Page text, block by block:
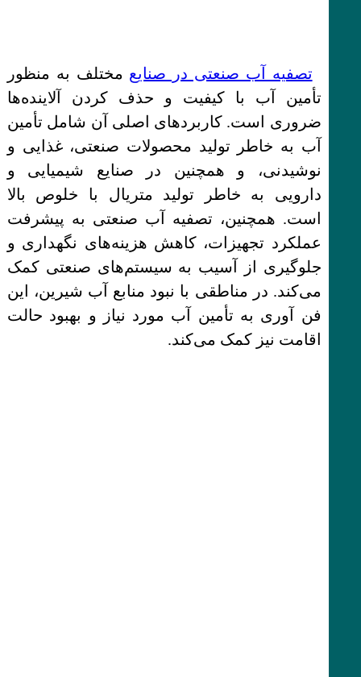
تصفیه آب صنعتی در صنایع مختلف به منظور
تأمین آب با کیفیت و حذف کردن آلاینده‌ها
ضروری است. کاربردهای اصلی آن شامل تأمین
آب به خاطر تولید محصولات صنعتی، غذایی و
نوشیدنی، و همچنین در صنایع شیمیایی و
دارویی به خاطر تولید متریال با خلوص بالا
است. همچنین، تصفیه آب صنعتی به پیشرفت
عملکرد تجهیزات، کاهش هزینه‌های نگهداری و
جلوگیری از آسیب به سیستم‌های صنعتی کمک
می‌کند. در مناطقی با نبود منابع آب شیرین، این
فن آوری به تأمین آب مورد نیاز و بهبود حالت
اقامت نیز کمک می‌کند.